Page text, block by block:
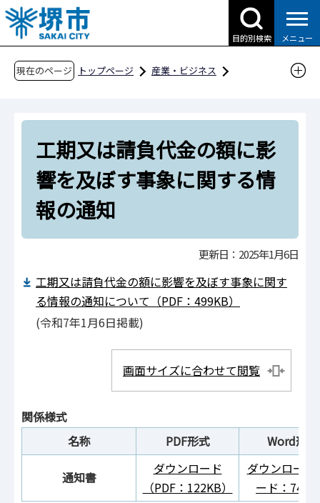
こ
の
ペ
目的別検索 メニュー
現在のページ トップページ
産業・ビジネス
関係様式
工期又は請負代金の額に影響を及ぼす事象に関
する情報の通知
工期又は請負代金の額に影
響を及ぼす事象に関する情
報の通知
更新日：2025年1月6日
工期又は請負代金の額に影響を及ぼす事象に関す
る情報の通知について（PDF：499KB）
(令和7年1月6日掲載)
画面サイズに合わせて閲覧
関係様式
名称
PDF形式 Word形式
通知書
ダウンロード
（PDF：122KB）
ダウンロード
ード：